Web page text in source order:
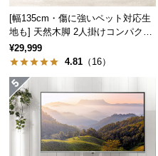
商
品
の
配
に
つ
い
高品質のマイクロビー
日本製の高品質なビーズ
ので、滑らかに流動し体
[幅135cm・傷に強いペット対応生
地も] 天然木脚 2人掛けコンパクト
ソファ 北欧風
¥29,999
4.81 （16）